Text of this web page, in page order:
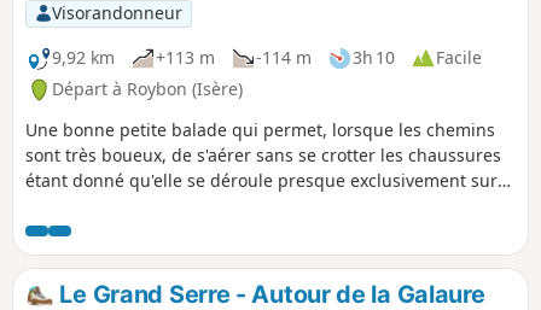
Visorandonneur
9,92 km
+113 m -114 m 3h 10
Facile
Départ à Roybon (Isère)
Une bonne petite balade qui permet, lorsque les chemins
sont très boueux, de s'aérer sans se crotter les chaussures
étant donné qu'elle se déroule presque exclusivement sur
positif est très doux et progressif.
Le Grand Serre - Autour de la Galaure